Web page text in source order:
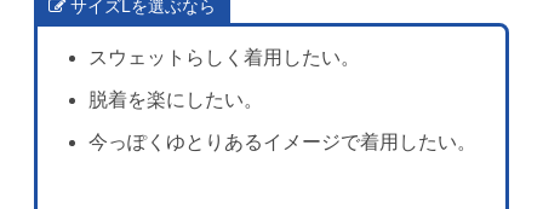
サイズLを選ぶなら
スウェットらしく着用したい。
脱着を楽にしたい。
今っぽくゆとりあるイメージで着用したい。